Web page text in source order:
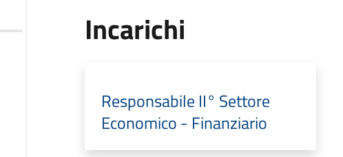
Incarichi
Responsabile II° Settore
Economico - Finanziario